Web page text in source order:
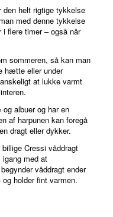
den helt rigtige tykkelse
med denne tykkelse
flere timer – også når
sommeren, så kan man
hætte eller under
at lukke varmt
albuer og har en
af harpunen kan foregå
dragt eller dykker.
Cressi våddragt
med at
våddragt ender
holder fint varmen.